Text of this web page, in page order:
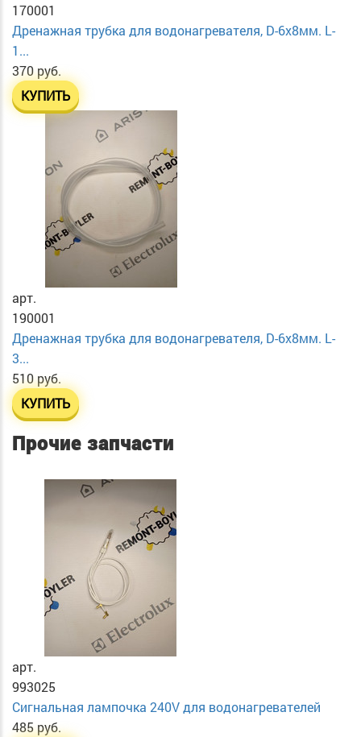
170001
Дренажная трубка для водонагревателя, D-6х8мм. L-
1...
370 руб.
КУПИТЬ
арт.
190001
Дренажная трубка для водонагревателя, D-6х8мм. L-
3...
510 руб.
КУПИТЬ
Прочие запчасти
арт.
993025
Сигнальная лампочка 240V для водонагревателей
485 руб.